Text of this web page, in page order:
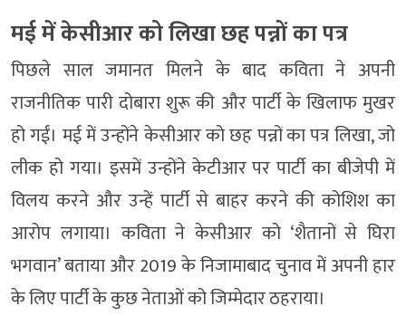
मई में केसीआर को लिखा छह पन्नों का पत्र
पिछले साल जमानत मिलने के बाद कविता ने अपनी
राजनीतिक पारी दोबारा शुरू की और पार्टी के खिलाफ मुखर
हो गईं। मई में उन्होंने केसीआर को छह पन्नों का पत्र लिखा, जो
लीक हो गया। इसमें उन्होंने केटीआर पर पार्टी का बीजेपी में
विलय करने और उन्हें पार्टी से बाहर करने की कोशिश का
आरोप लगाया। कविता ने केसीआर को ‘शैतानों से घिरा
भगवान’ बताया और 2019 के निजामाबाद चुनाव में अपनी हार
के लिए पार्टी के कुछ नेताओं को जिम्मेदार ठहराया।